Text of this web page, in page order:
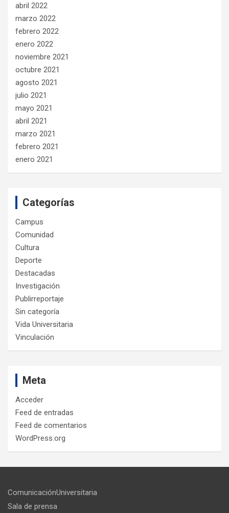
abril 2022
marzo 2022
febrero 2022
enero 2022
noviembre 2021
octubre 2021
agosto 2021
julio 2021
mayo 2021
abril 2021
marzo 2021
febrero 2021
enero 2021
Categorías
Campus
Comunidad
Cultura
Deporte
Destacadas
Investigación
Publirreportaje
Sin categoría
Vida Universitaria
Vinculación
Meta
Acceder
Feed de entradas
Feed de comentarios
WordPress.org
ComunicaciónUniversitaria
Sala de prensa